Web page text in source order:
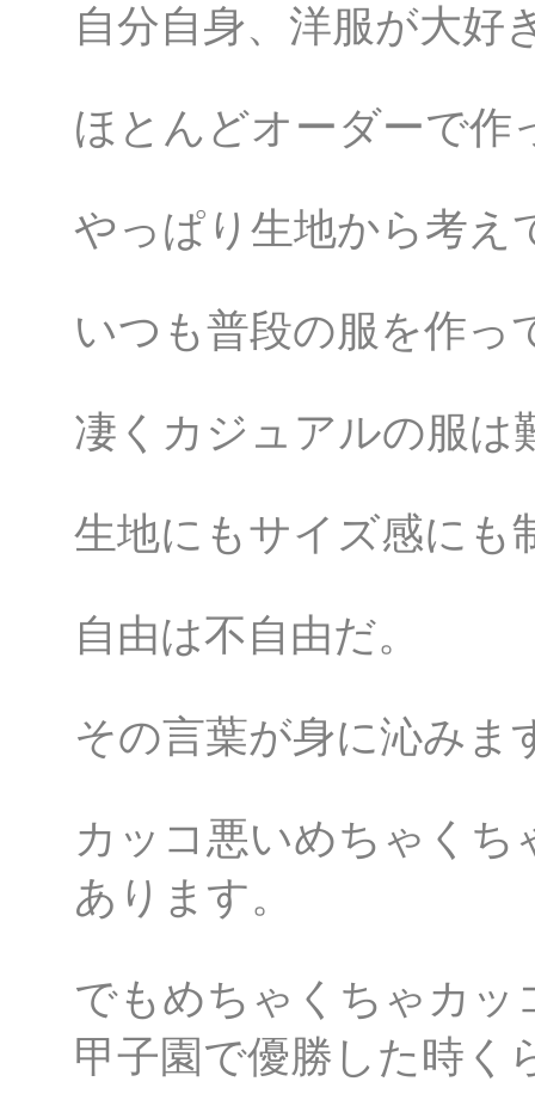
自分自身、洋服が大好
ほとんどオーダーで作
やっぱり生地から考え
いつも普段の服を作っ
凄くカジュアルの服は
生地にもサイズ感にも
自由は不自由だ。
その言葉が身に沁みま
カッコ悪いめちゃく
あります。
でもめちゃくちゃカッ
甲子園で優勝した時く